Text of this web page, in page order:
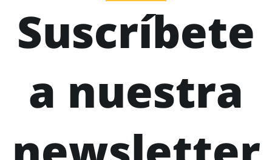
Suscríbete
a nuestra